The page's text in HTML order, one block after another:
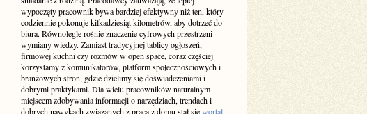
wypoczęty pracownik bywa bardziej efektywny niż ten, który
codziennie pokonuje kilkadziesiąt kilometrów, aby dotrzeć do
biura. Równolegle rośnie znaczenie cyfrowych przestrzeni
wymiany wiedzy. Zamiast tradycyjnej tablicy ogłoszeń,
firmowej kuchni czy rozmów w open space, coraz częściej
korzystamy z komunikatorów, platform społecznościowych i
branżowych stron, gdzie dzielimy się doświadczeniami i
dobrymi praktykami. Dla wielu pracowników naturalnym
miejscem zdobywania informacji o narzędziach, trendach i
dobrych nawykach związanych z pracą z domu stał sięwortal